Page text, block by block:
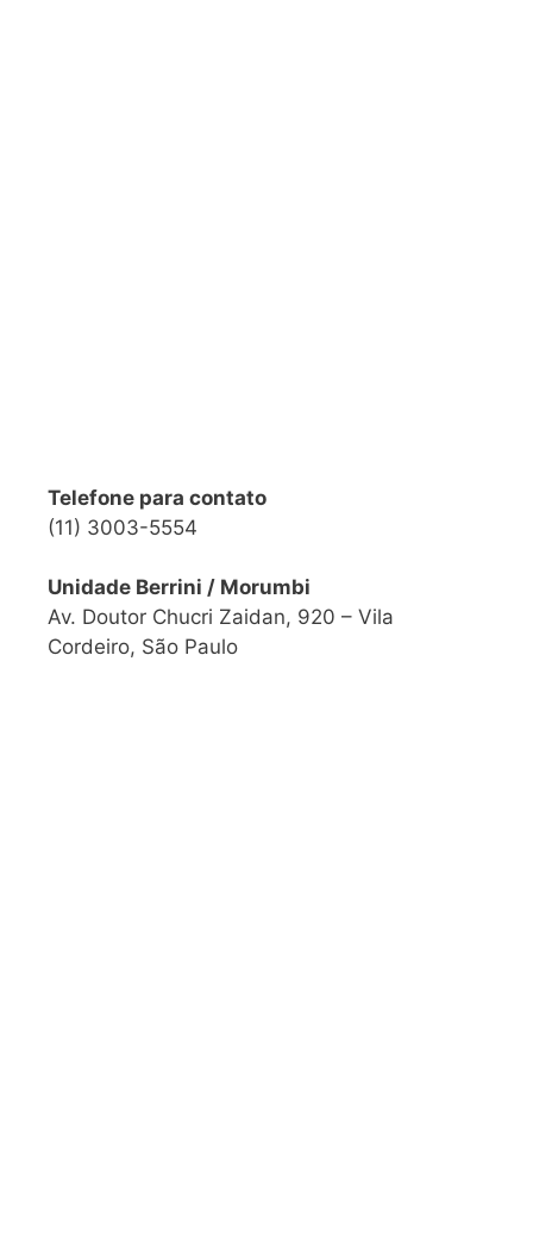
Telefone para contato
(11) 3003-5554
Unidade Berrini / Morumbi
Av. Doutor Chucri Zaidan, 920 – Vila
Cordeiro, São Paulo